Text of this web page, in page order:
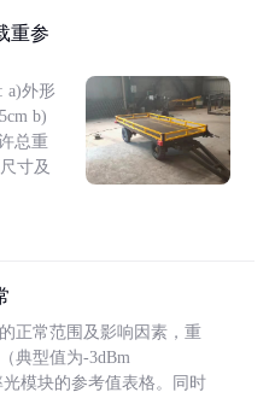
重参
a)外形
b)
总重
寸及
正常范围及影响因素，重
典型值为-3dBm
模块的参考值表格。同时